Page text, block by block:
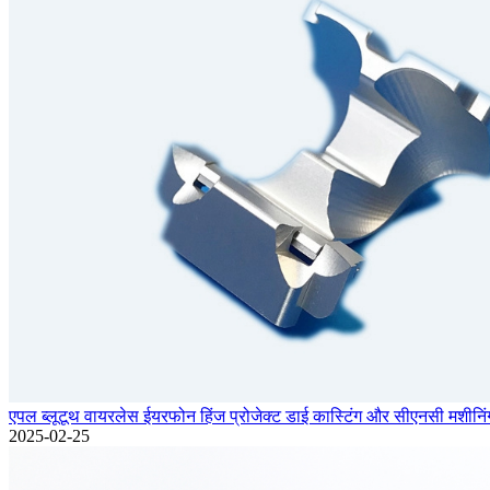
एपल ब्लूटूथ वायरलेस ईयरफोन हिंज प्रोजेक्ट डाई कास्टिंग और सीएनसी
2025-02-25